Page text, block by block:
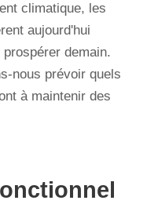
climatique, les
aujourd'hui
demain.
nous prévoir quels
à maintenir des